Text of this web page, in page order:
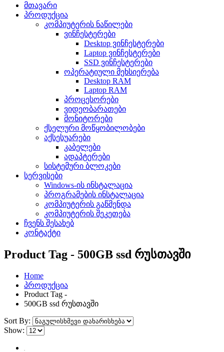
მთავარი
პროდუქცია
კომპიუტერის ნაწილები
ვინჩესტერები
Desktop ვინჩესტერები
Laptop ვინჩესტერები
SSD ვინჩესტერები
ოპერატიული მეხსიერება
Desktop RAM
Laptop RAM
პროცესორები
ვიდეობარათები
მონიტორები
ქსელური მოწყობილობები
აქსესუარები
კაბელები
ადაპტერები
სისტემური ბლოკები
სერვისები
Windows-ის ინსტალაცია
პროგრამების ინსტალაცია
კომპიუტერის გაწმენდა
კომპიუტერის შეკეთება
ჩვენს შესახებ
კონტაქტი
Product Tag - 500GB ssd რუსთავში
Home
პროდუქცია
Product Tag -
500GB ssd რუსთავში
Sort By:
Show: